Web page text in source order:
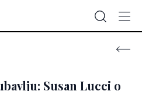
Susan Lucci o